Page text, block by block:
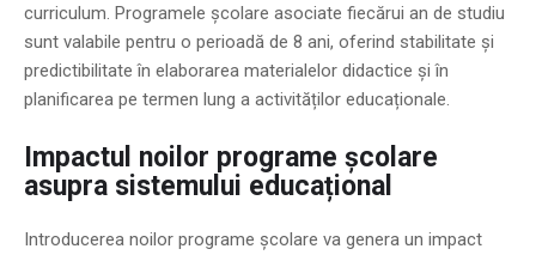
curriculum. Programele școlare asociate fiecărui an de studiu
sunt valabile pentru o perioadă de 8 ani, oferind stabilitate și
predictibilitate în elaborarea materialelor didactice și în
planificarea pe termen lung a activităților educaționale.
Impactul noilor programe școlare
asupra sistemului educațional
Introducerea noilor programe școlare va genera un impact